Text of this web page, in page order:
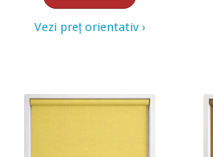
Vezi preț orientativ ›